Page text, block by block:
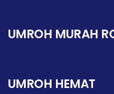
UMROH MURAH
UMROH HEMAT